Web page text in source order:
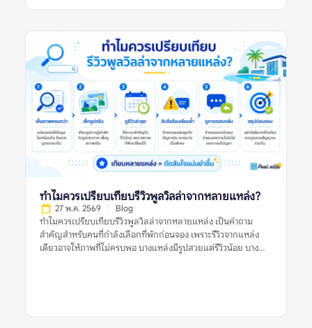
แอร์ไม่เย็น ห้องนอนไม่ตรงรูป คืนเงินมัดจำช้า หรือมีค่าใช้จ่ายไม่
ก่อนจอง การอ่านรีวิวพูลวิลล่าอย่างรอบคอบจึงไม่ใช่การหารีวิวที่ดี
ที่สุดหรือแย่ที่สุด แต่คือการดูแนวโน้มจากหลายรีวิว หลายช่วงเวลา
และหลายแหล่งข้อมูลร่วมกัน ข้อร้องเรียนซ้ำในรีวิวพูลวิลล่าหมาย
ถึงอะไร? ข้อร้องเรียนซ้ำในรีวิวพูลวิลล่า หมายถึงปัญหาเดียวกัน
หรือปัญหาคล้ายกันที่ปรากฏในรีวิวจากผู้เข้าพักหลายคน เช่น หลาย
คนบอกว่าสระน้ำขุ่น หลายรีวิวพูดถึงห้องน้ำมีกลิ่น หรือหลายแหล่ง
ระบุว่าเจ้าของที่พักตอบช้าเมื่อเกิดปัญหา ข้อร้องเรียนซ้ำมีน้ำหนัก
มากกว่ารีวิวแย่เดี่ยว ๆ เพราะช่วยบอกว่าปัญหานั้นอาจไม่ได้เกิดขึ้น
แบบบังเอิญ แต่เป็นสิ่งที่พบได้บ่อยหรือยังไม่ได้รับการแก้ไขอย่าง
จริงจัง ตัวอย่างข้อร้องเรียนซ้ำที่ควรระวัง ได้แก่: รีวิวแย่หนึ่งรีวิวอาจ
เป็นเพียงประสบการณ์เฉพาะครั้ง แต่ข้อร้องเรียนซ้ำในรีวิวพูลวิลล่า
ข้อร้องเรียนซ้ำจึงสำคัญกว่ารีวิวแย่ครั้งเดียว? รีวิวแย่เพียงครั้งเดียว
อาจสะท้อนปัญหาจริง แต่ยังไม่เพียงพอที่จะสรุปว่าที่พักมีมาตรฐาน
ไม่ดีเสมอไป ผู้เข้าพักแต่ละคนมีความคาดหวังต่างกัน บางคนอาจให้
คะแนนต่ำเพราะไม่พอใจกฎบ้าน บางคนอาจเจอเหตุการณ์เฉพาะวัน
เช่น ฝนตก ไฟดับชั่วคราว หรือแม่บ้านเข้าทำความสะอาดล่าช้า แต่ถ้า
ปัญหาเดิมปรากฏซ้ำหลายครั้ง โดยเฉพาะในรีวิวล่าสุดหรือในหลาย
ทำไมควรเปรียบเทียบรีวิวพูลวิลล่าจากหลายแหล่ง?
27 พ.ค. 2569 Blog
ทำไมควรเปรียบเทียบรีวิวพูลวิลล่าจากหลายแหล่ง เป็นคำถาม
สำคัญสำหรับคนที่กำลังเลือกที่พักก่อนจอง เพราะรีวิวจากแหล่ง
เดียวอาจให้ภาพที่ไม่ครบพอ บางแหล่งมีรูปสวยแต่รีวิวน้อย บาง
ของเจ้าของที่พัก สิ่งสำคัญคือไม่ควรตัดสินจากรีวิวเดียว รูปเดียว